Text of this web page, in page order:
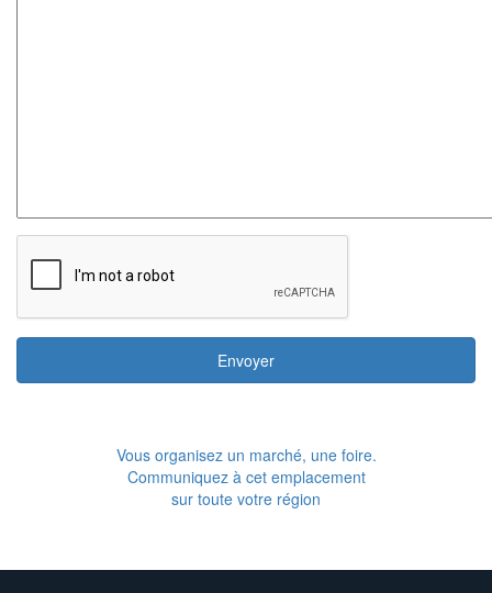
Envoyer
Vous organisez un marché, une foire.
Communiquez à cet emplacement
sur toute votre région